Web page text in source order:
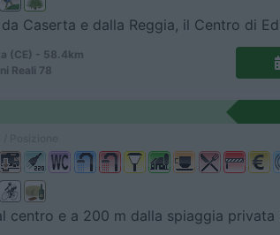
Caserta e dalla Reggia, il Centro di
(CE) - 58.4km
Reali 78
centro e a 200 m dalla spiaggia privata